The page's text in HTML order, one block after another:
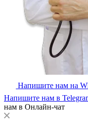
Напишите нам на
Напишите нам в
нам в Онлайн-чат